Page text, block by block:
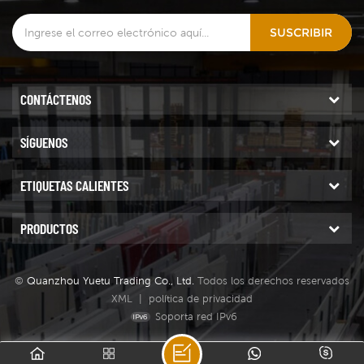
en las fábricas y se
prolonga la vida útil de las
brocas. Fabricamos brocas
tanto húmedas como
secas para cortar piedra
durante muchos años, con
calidad confiable y buenos
SUSCRIBIR
CONTÁCTENOS
SÍGUENOS
ETIQUETAS CALIENTES
PRODUCTOS
© Quanzhou Yuetu Trading Co., Ltd. Todos los derechos reservados
XML
| política de privacidad
Soporta red IPv6